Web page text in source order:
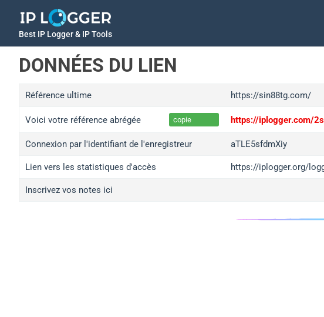
Best IP Logger & IP Tools
DONNÉES DU LIEN
Référence ultime https://sin88tg.com/
Voici votre référence abrégée copie https://iplogger.com/
Connexion par l'identifiant de l'enregistreur aTLE5sfdmXiy
Lien vers les statistiques d'accès https://iplogger.org/
Inscrivez vos notes ici